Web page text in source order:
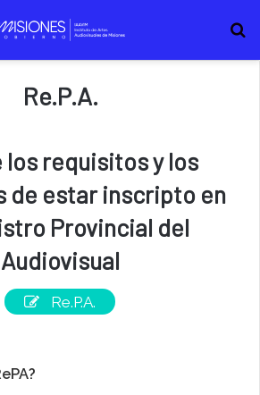
Re.P.A.
los requisitos y los
de estar inscripto en
Provincial del
Audiovisual
Re.P.A.